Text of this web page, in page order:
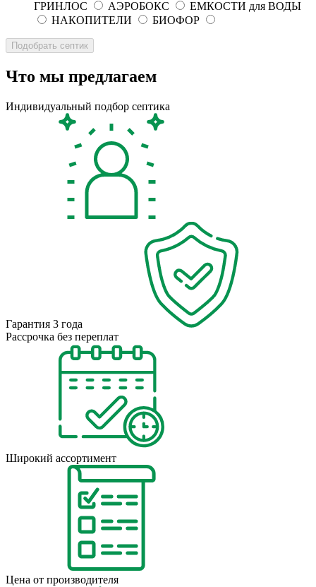
ГРИНЛОС АЭРОБОКС
ЕМКОСТИ для ВОДЫ
НАКОПИТЕЛИ
БИОФОР
Что мы предлагаем
Индивидуальный подбор септика
Гарантия 3 года
Рассрочка без переплат
Широкий ассортимент
Цена от производителя